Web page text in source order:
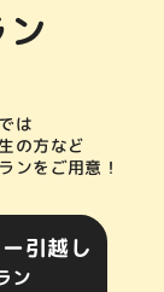
は
の方など
ンをご用意！
引越し
ン